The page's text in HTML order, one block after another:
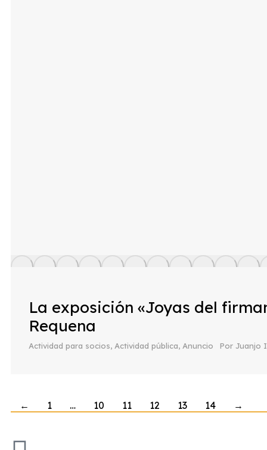
La exposición «Joyas del
Requena
Actividad para socios, Actividad pública, Anuncio Por Juanjo
← 1 … 10 11 12 13 14 →